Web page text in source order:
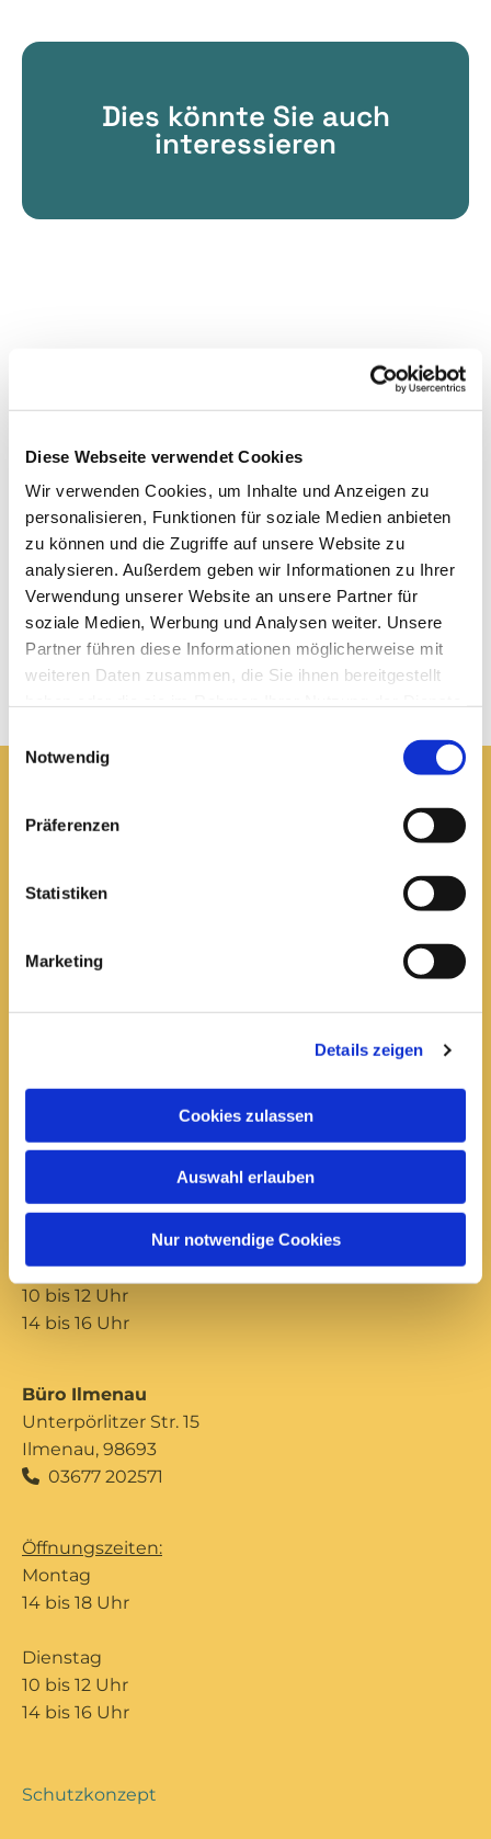
Diese Webseite verwendet Cookies
Wir verwenden Cookies, um Inhalte und Anzeigen zu
personalisieren, Funktionen für soziale Medien anbieten
zu können und die Zugriffe auf unsere Website zu
analysieren. Außerdem geben wir Informationen zu Ihrer
Verwendung unserer Website an unsere Partner für
soziale Medien, Werbung und Analysen weiter. Unsere
Partner führen diese Informationen möglicherweise mit
weiteren Daten zusammen, die Sie ihnen bereitgestellt
Notwendig
Präferenzen
Statistiken
Marketing
Details zeigen
Cookies zulassen
Auswahl erlauben
Nur notwendige Cookies
Dies könnte Sie auch
interessieren
Pfarrei St. Elisabeth Arnstadt
Büro Arnstadt
Mittwoch
14 bis 16 Uhr
Donnerstag
10 bis 12 Uhr
14 bis 16 Uhr
Büro Ilmenau
Unterpörlitzer Str. 15
Ilmenau, 98693
 03677 202571
Öffnungszeiten:
Montag
14 bis 18 Uhr
Dienstag
10 bis 12 Uhr
14 bis 16 Uhr
Schutzkonzept